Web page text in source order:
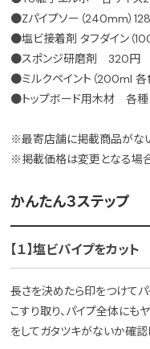
●Zパイプソー（240mm）
●塩ビ接着剤 タフダイン（
●スポンジ研磨剤 320円
●ミルクペイント（200ml
●トップボード用木材 各種
※最寄店舗に掲載商品がない
※掲載価格は変更となる場
かんたん３ステップ
【１】塩ビパイプをカット
長さを決めたら印をつけてパ
こすり取り、パイプ全体にも
をしてガタツキがないか確認